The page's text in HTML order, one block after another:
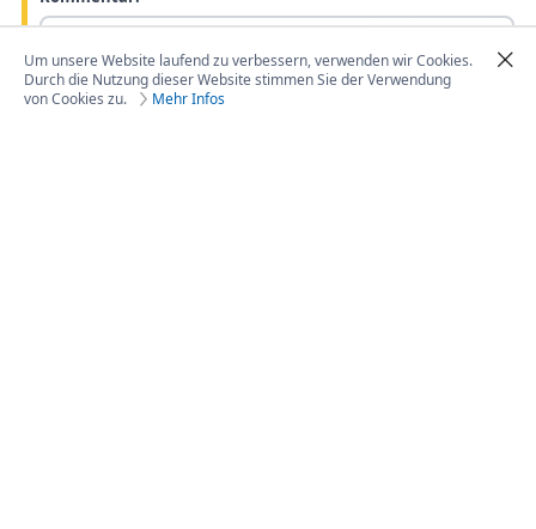
Um unsere Website laufend zu verbessern, verwenden wir Cookies.
Durch die Nutzung dieser Website stimmen Sie der Verwendung
von Cookies zu.
Mehr Infos